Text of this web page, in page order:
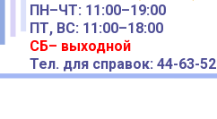
ПН–ЧТ: 11:00–19:00
ПТ, ВС: 11:00–18:00
СБ– выходной
Тел. для справок: 44-63-52